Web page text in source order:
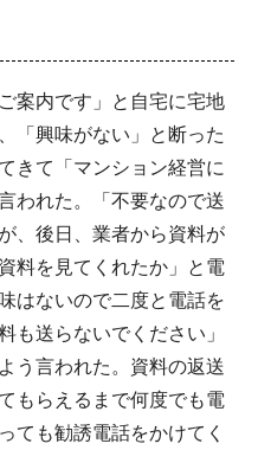
案内です」と自宅に宅地
「興味がない」と断った
きて「マンション経営に
われた。「不要なので送
、後日、業者から資料が
料を見てくれたか」と電
はないので二度と電話を
も送らないでください」
う言われた。資料の返送
もらえるまで何度でも電
ても勧誘電話をかけてく